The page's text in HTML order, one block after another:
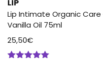
LIP
Lip Intimate Organic
Vanilla Oil 75ml
25,50€